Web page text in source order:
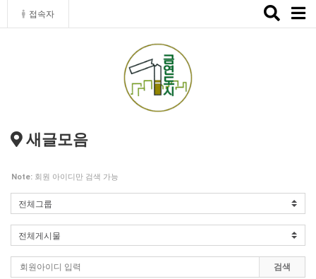
접속자
Toggle
새글모음
Note: 회원 아이디만 검색 가능
검색